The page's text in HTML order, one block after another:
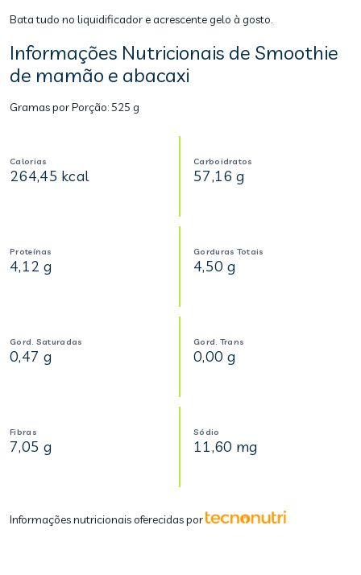
Bata tudo no liquidificador e acrescente gelo à gosto.
Informações Nutricionais de Smoothie
de mamão e abacaxi
Gramas por Porção:525 g
Calorias
264,45 kcal
Carboidratos
57,16 g
Proteínas
4,12 g
Gorduras Totais
4,50 g
Gord. Saturadas
0,47 g
Gord. Trans
0,00 g
Fibras
7,05 g
Sódio
11,60 mg
Informações nutricionais oferecidas por